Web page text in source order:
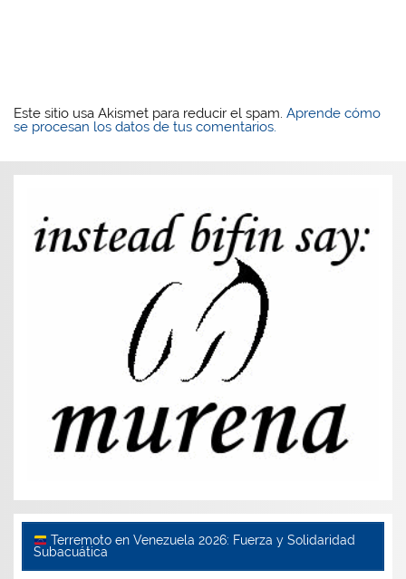
Este sitio usa Akismet para reducir el spam.Aprende cómo
se procesan los datos de tus comentarios.
Terremoto en Venezuela 2026: Fuerza y Solidaridad
Subacuática